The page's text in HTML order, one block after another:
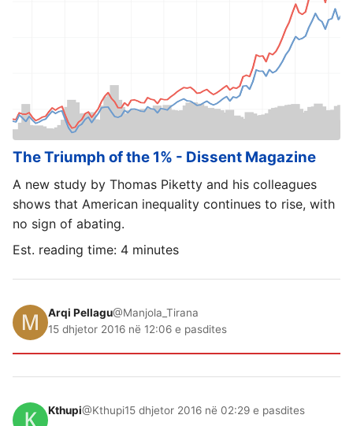
The Triumph of the 1% - Dissent Magazine
A new study by Thomas Piketty and his colleagues
shows that American inequality continues to rise, with
no sign of abating.
Est. reading time: 4 minutes
Arqi Pellagu@Manjola_Tirana
15 dhjetor 2016 në 12:06 e pasdites
Kthupi@Kthupi15 dhjetor 2016 në 02:29 e pasdites